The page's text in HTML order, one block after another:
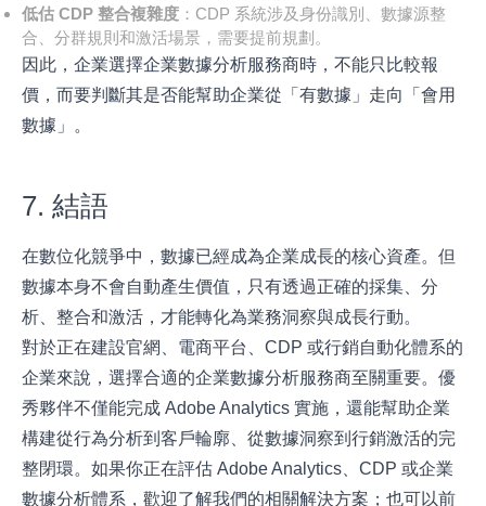
低估 CDP 整合複雜度 ：CDP 系統涉及身份識別、數據源整
合、分群規則和激活場景，需要提前規劃。
因此，企業選擇企業數據分析服務商時，不能只比較報
價，而要判斷其是否能幫助企業從「有數據」走向「會用
數據」。
7. 結語
在數位化競爭中，數據已經成為企業成長的核心資產。但
數據本身不會自動產生價值，只有透過正確的採集、分
析、整合和激活，才能轉化為業務洞察與成長行動。
對於正在建設官網、電商平台、CDP 或行銷自動化體系的
企業來說，選擇合適的企業數據分析服務商至關重要。優
秀夥伴不僅能完成 Adobe Analytics 實施，還能幫助企業
構建從行為分析到客戶輪廓、從數據洞察到行銷激活的完
整閉環。如果你正在評估 Adobe Analytics、CDP 或企業
數據分析體系，歡迎了解我們的相關解決方案；也可以前